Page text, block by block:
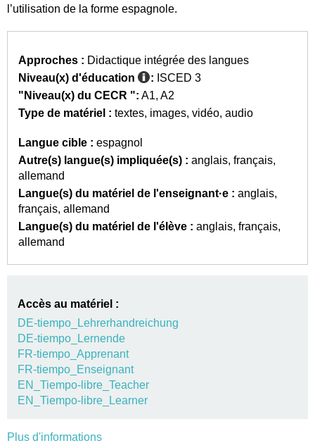
l’utilisation de la forme espagnole.
Approches : Didactique intégrée des langues
Niveau(x) d'éducation
: ISCED 3
"Niveau(x) du CECR ": A1 A2
Type de matériel : textes images vidéo audio
Langue cible : espagnol
Autre(s) langue(s) impliquée(s) : anglais français
allemand
Langue(s) du matériel de l'enseignant·e : anglais
français allemand
Langue(s) du matériel de l'élève : anglais français
allemand
Accès au matériel :
DE-tiempo_Lehrerhandreichung
DE-tiempo_Lernende
FR-tiempo_Apprenant
FR-tiempo_Enseignant
EN_Tiempo-libre_Teacher
EN_Tiempo-libre_Learner
Plus d'informations